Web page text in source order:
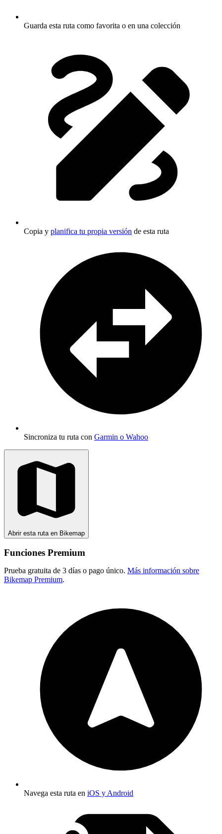
Guarda esta ruta como favorita o en una colección
Copia y planifica tu propia versión de esta ruta
Sincroniza tu ruta con Garmin o Wahoo
Abrir esta ruta en Bikemap
Funciones Premium
Prueba gratuita de 3 días o pago único. Más información sobre
Bikemap Premium.
Navega esta ruta en iOS y Android